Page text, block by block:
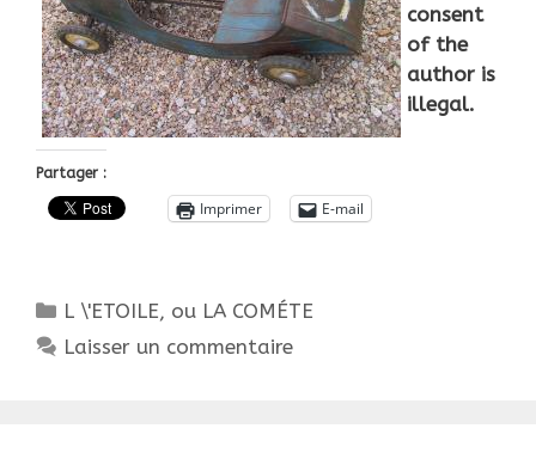
consent
of the
author is
illegal.
Partager :
Imprimer E-mail
Catégories
L \'ETOILE, ou LA COMÉTE
Laisser un commentaire